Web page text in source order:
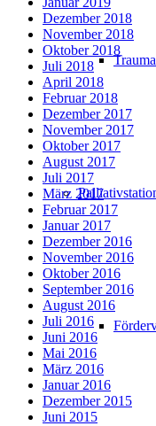
Dezember 2018
November 2018
Oktober 2018
Juli 2018
April 2018
Februar 2018
Dezember 2017
November 2017
Oktober 2017
August 2017
Juli 2017
März 2017
Februar 2017
Januar 2017
Dezember 2016
November 2016
Oktober 2016
September 2016
August 2016
Juli 2016
Juni 2016
Mai 2016
März 2016
Januar 2016
Dezember 2015
Juni 2015